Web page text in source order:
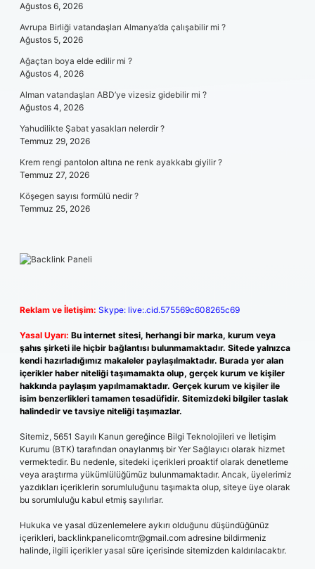
Ağustos 6, 2026
Avrupa Birliği vatandaşları Almanya’da çalışabilir mi ?
Ağustos 5, 2026
Ağaçtan boya elde edilir mi ?
Ağustos 4, 2026
Alman vatandaşları ABD’ye vizesiz gidebilir mi ?
Ağustos 4, 2026
Yahudilikte Şabat yasakları nelerdir ?
Temmuz 29, 2026
Krem rengi pantolon altına ne renk ayakkabı giyilir ?
Temmuz 27, 2026
Köşegen sayısı formülü nedir ?
Temmuz 25, 2026
Reklam ve İletişim: Skype: live:.cid.575569c608265c69
Yasal Uyarı: Bu internet sitesi, herhangi bir marka, kurum veya
şahıs şirketi ile hiçbir bağlantısı bulunmamaktadır. Sitede yalnızca
kendi hazırladığımız makaleler paylaşılmaktadır. Burada yer alan
içerikler haber niteliği taşımamakta olup, gerçek kurum ve kişiler
hakkında paylaşım yapılmamaktadır. Gerçek kurum ve kişiler ile
isim benzerlikleri tamamen tesadüfidir. Sitemizdeki bilgiler taslak
halindedir ve tavsiye niteliği taşımazlar.
Sitemiz, 5651 Sayılı Kanun gereğince Bilgi Teknolojileri ve İletişim
Kurumu (BTK) tarafından onaylanmış bir Yer Sağlayıcı olarak hizmet
vermektedir. Bu nedenle, sitedeki içerikleri proaktif olarak denetleme
veya araştırma yükümlülüğümüz bulunmamaktadır. Ancak, üyelerimiz
yazdıkları içeriklerin sorumluluğunu taşımakta olup, siteye üye olarak
bu sorumluluğu kabul etmiş sayılırlar.
Hukuka ve yasal düzenlemelere aykırı olduğunu düşündüğünüz
içerikleri, backlinkpanelicomtr@gmail.com adresine bildirmeniz
halinde, ilgili içerikler yasal süre içerisinde sitemizden kaldırılacaktır.